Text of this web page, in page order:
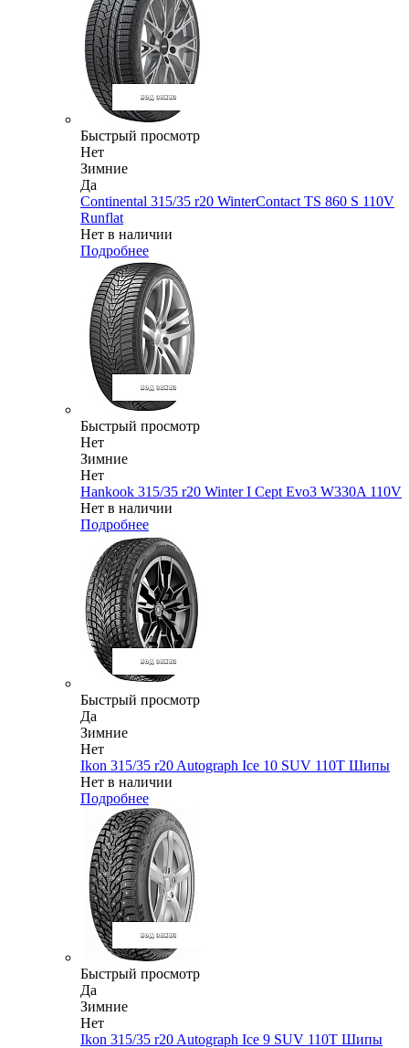
Быстрый просмотр
Нет
Зимние
Да
Continental 315/35 r20 WinterContact TS 860 S 110V
Runflat
Нет в наличии
Подробнее
Быстрый просмотр
Нет
Зимние
Нет
Hankook 315/35 r20 Winter I Cept Evo3 W330A 110V
Нет в наличии
Подробнее
Быстрый просмотр
Да
Зимние
Нет
Ikon 315/35 r20 Autograph Ice 10 SUV 110T Шипы
Нет в наличии
Подробнее
Быстрый просмотр
Да
Зимние
Нет
Ikon 315/35 r20 Autograph Ice 9 SUV 110T Шипы